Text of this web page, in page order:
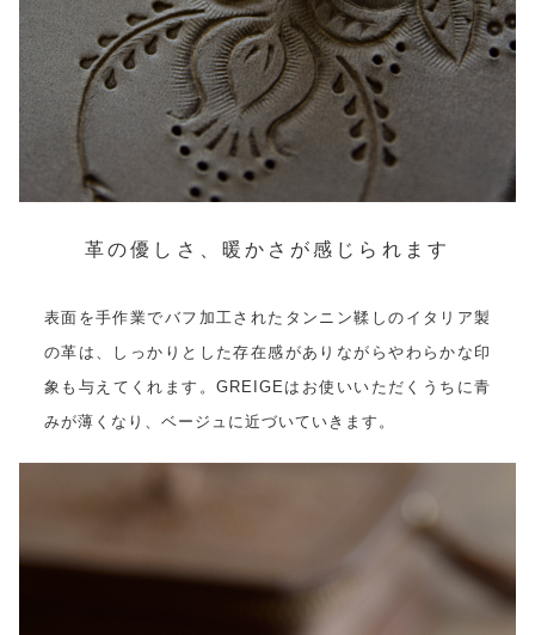
革の優しさ、暖かさが感じられます
表面を手作業でバフ加工されたタンニン鞣しのイタリア製
の革は、しっかりとした存在感がありながらやわらかな印
象も与えてくれます。GREIGEはお使いいただくうちに青
みが薄くなり、ベージュに近づいていきます。